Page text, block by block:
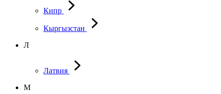
Кипр
Кыргызстан
Л
Латвия
М